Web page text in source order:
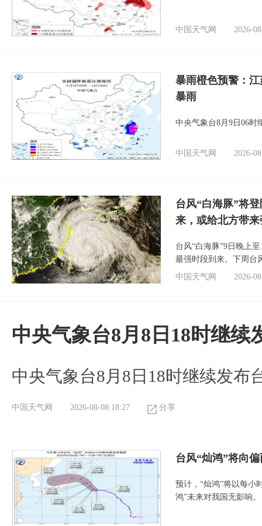
中国天气网 2026-
暴雨橙色预警：
暴雨
中央气象台8月9日06时
中国天气网 2026-
台风“白海豚”将
来，或给北方带
台风“白海豚”9日晚上
最强时段到来。下周台
中国天气网
2026-
中央气象台8月8日18时继续
中央气象台8月8日18时继续发布
中国天气网 2026-08-08 18:27 分享
台风“灿鸿”将向
预计，“灿鸿”将以每小
鸿”未来对我国无影响。